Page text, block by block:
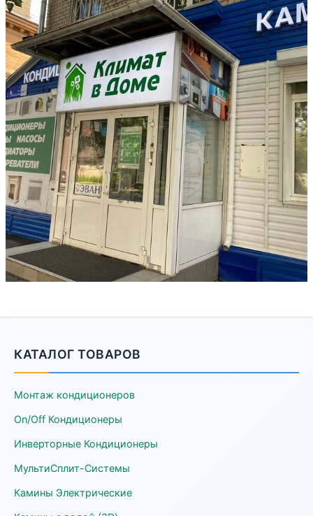
КАТАЛОГ ТОВАРОВ
Монтаж кондиционеров
On/Off Кондиционеры
Инверторные Кондиционеры
МультиСплит-Системы
Камины Электрические